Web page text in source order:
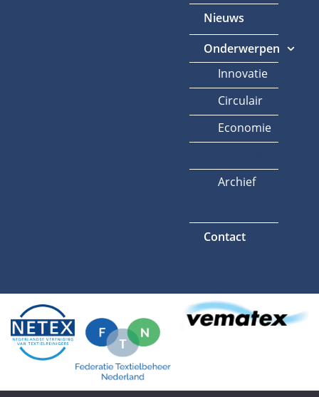
Nieuws
Onderwerpen
Innovatie
Circulair
Economie
Archief
Contact